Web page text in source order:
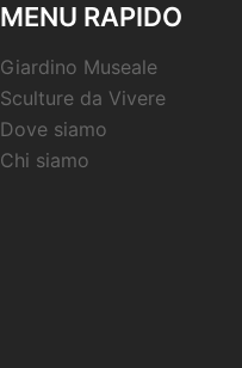
MENU RAPIDO
Giardino Museale
Sculture da Vivere
Dove siamo
Chi siamo